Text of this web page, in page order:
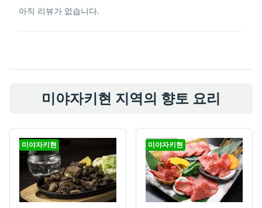
아직 리뷰가 없습니다.
미야자키현 지역의 향토 요리
미야자키현 미야자키현